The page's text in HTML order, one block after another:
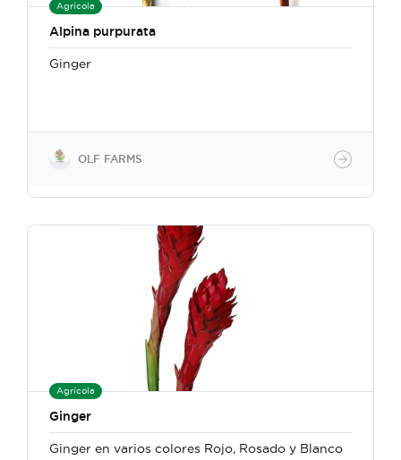
Agrícola
Alpina purpurata
Ginger
OLF FARMS
Agrícola
Ginger
Ginger en varios colores Rojo, Rosado y Blanco